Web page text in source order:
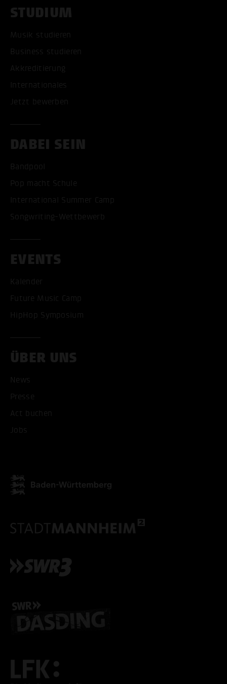
STUDIUM
Musik studieren
Business studieren
Akkreditierung
Internationales
Jetzt bewerben
DABEI SEIN
Bandpool
Pop macht Schule
International Summer Camp
Songwriting-Wettbewerb
EVENTS
Kalender
Future Music Camp
HipHop Symposium
ÜBER UNS
News
Presse
Act buchen
Jobs